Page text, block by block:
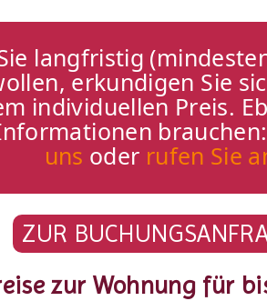
langfristig
erkundigen Sie
individuellen Preis.
uns oder rufen Sie
ZUR
zur Wohnung für